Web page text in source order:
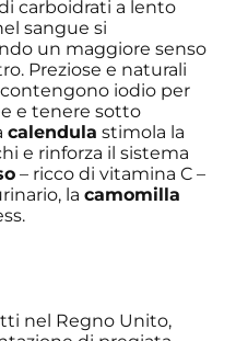
carboidrati a lento
sangue si
un maggiore senso
Preziose e naturali
contengono iodio per
e tenere sotto
calendula stimola la
e rinforza il sistema
– ricco di vitamina C –
la camomilla
nel Regno Unito,